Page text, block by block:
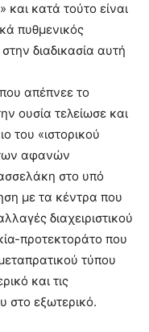
κατά τούτο είναι
πυθμενικός
διαδικασία αυτή
απέπνεε το
ουσία τελείωσε και
του «ιστορικού
αφανών
στο υπό
με τα κέντρα που
διαχειριστικού
προτεκτοράτο που
τύπου
και τις
στο εξωτερικό.